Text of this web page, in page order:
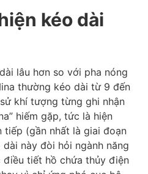
kéo dài
lâu hơn so với pha nóng
thường kéo dài từ 9 đến
khí tượng từng ghi nhận
hiếm gặp, tức là hiện
(gần nhất là giai đoạn
này đòi hỏi ngành năng
tiết hồ chứa thủy điện